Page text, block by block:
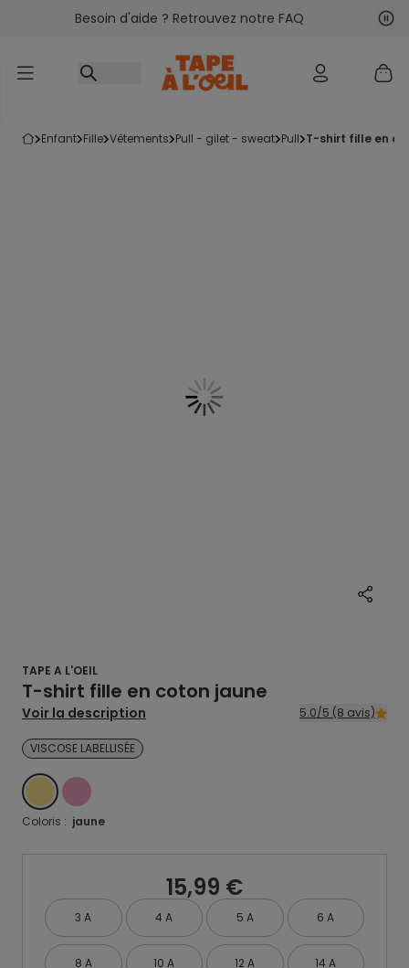
Accéder au contenu
Besoin d'aide ? Retrouvez notre FAQ
enfant fille vêtements pull - gilet - sweat pull t-shirt fille en
TAPE A L'OEIL
T-shirt fille en coton jaune
Voir la description 5.0/5 (8 avis)
VISCOSE LABELLISÉE
JAUNEROSE
Coloris : jaune
15,99 €
3 A 4 A 5 A 6 A
8 A 10 A 12 A
14 A